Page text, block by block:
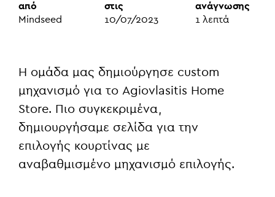
από
Mindseed
στις
10/07/2023
ανάγνωσης
1 λεπτά
Η ομάδα μας δημιούργησε custom
μηχανισμό για το Agiovlasitis Home
Store. Πιο συγκεκριμένα,
δημιουργήσαμε σελίδα για την
επιλογής κουρτίνας με
αναβαθμισμένο μηχανισμό επιλογής.